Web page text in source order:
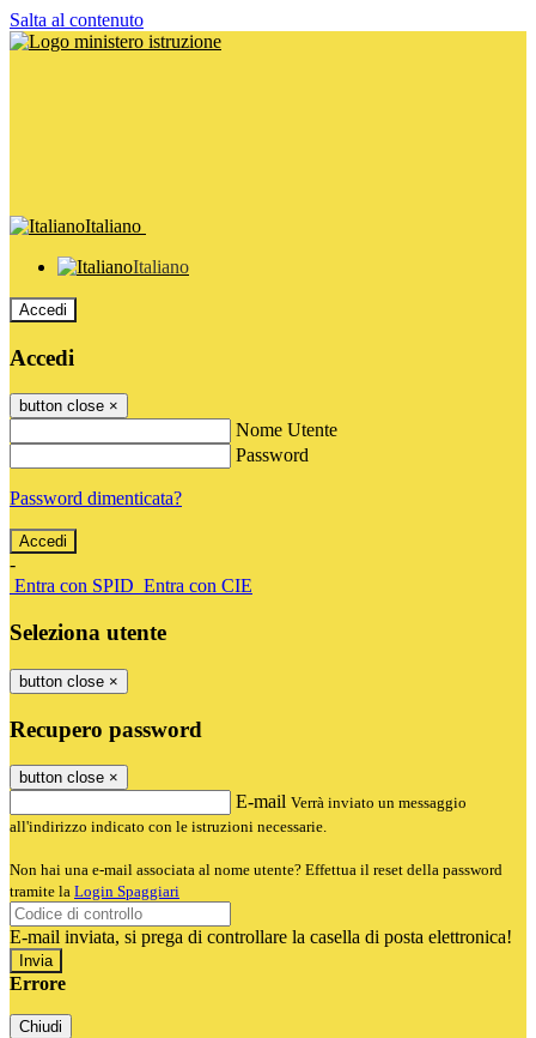
Salta al contenuto
Italiano
Italiano
Accedi
Accedi
button close ×
Nome Utente
Password
Password dimenticata?
-
Entra con SPID Entra con CIE
Seleziona utente
button close ×
Recupero password
button close ×
E-mail Verrà inviato un messaggio
all'indirizzo indicato con le istruzioni necessarie.
Non hai una e-mail associata al nome utente? Effettua il reset della password
tramite la Login Spaggiari
E-mail inviata, si prega di controllare la casella di posta elettronica!
Errore
Chiudi